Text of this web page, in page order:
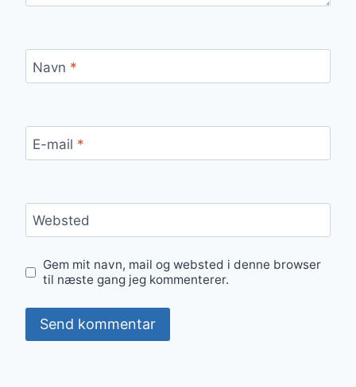
Navn *
E-mail *
Websted
Gem mit navn, mail og websted i denne browser
til næste gang jeg kommenterer.